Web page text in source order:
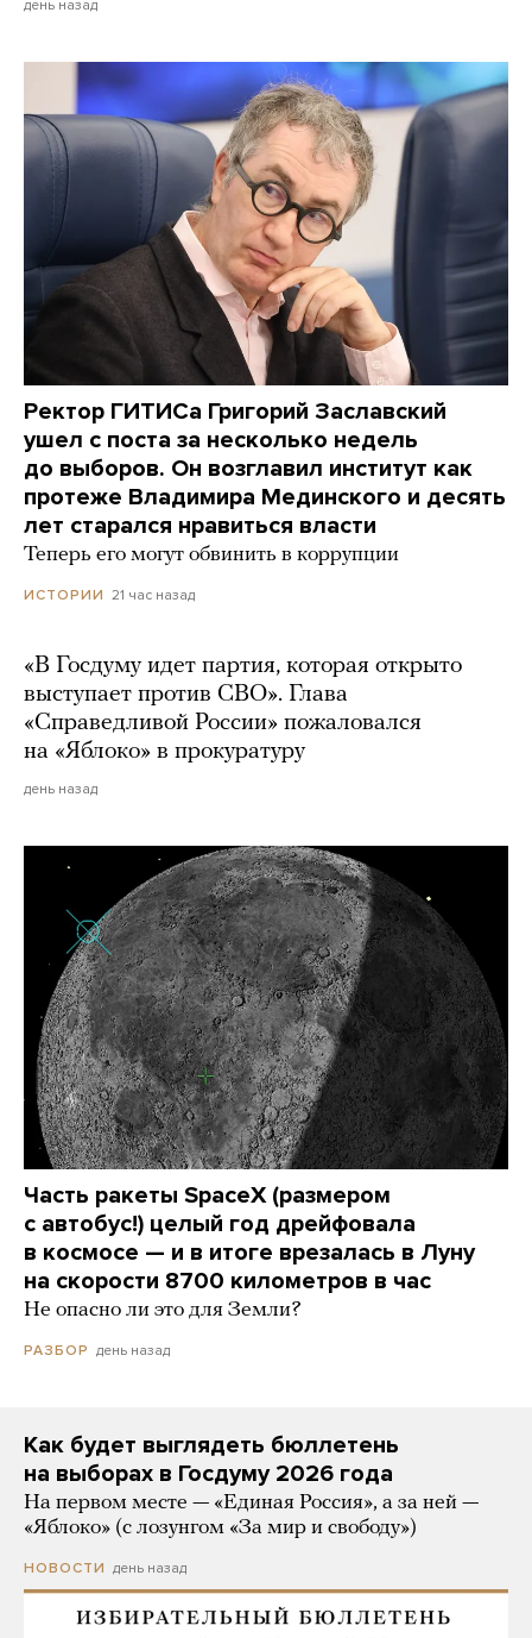
день назад
Ректор ГИТИСа Григорий Заславский
ушел с поста за несколько недель
до выборов. Он возглавил институт как
протеже Владимира Мединского и десять
лет старался нравиться власти
Теперь его могут обвинить в коррупции
ИСТОРИИ 21 час назад
«В Госдуму идет партия, которая открыто
выступает против СВО». Глава
«Справедливой России» пожаловался
на «Яблоко» в прокуратуру
день назад
Часть ракеты SpaceX (размером
с автобус!) целый год дрейфовала
в космосе — и в итоге врезалась в Луну
на скорости 8700 километров в час
Не опасно ли это для Земли?
РАЗБОР день назад
Как будет выглядеть бюллетень
на выборах в Госдуму 2026 года
На первом месте — «Единая Россия», а за ней —
«Яблоко» (с лозунгом «За мир и свободу»)
НОВОСТИ день назад